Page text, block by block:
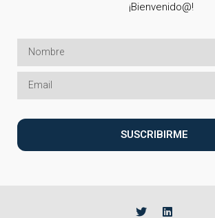
¡Bienvenido@!
SUSCRIBIRME